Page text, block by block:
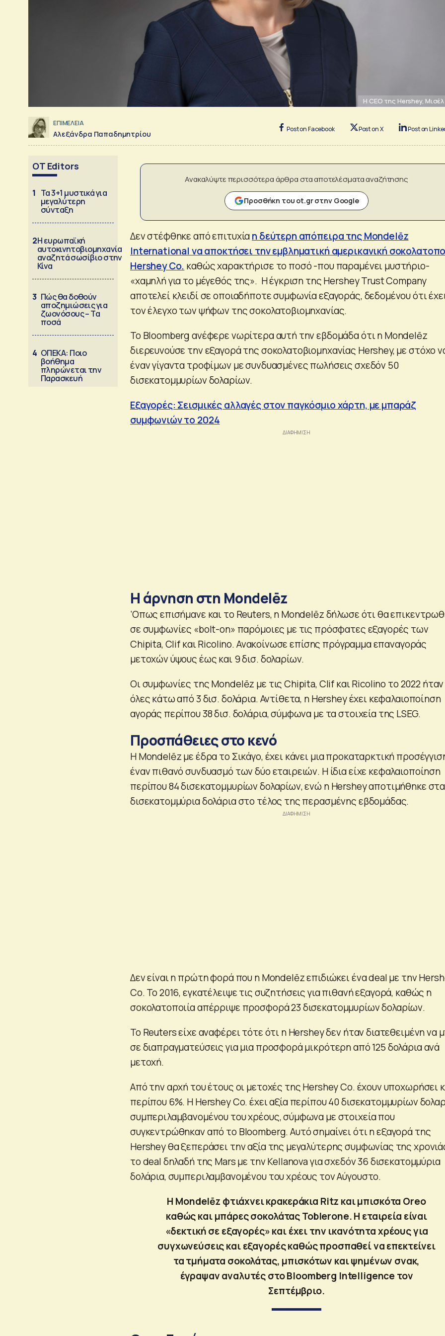
Η CEO της Hershey,
ΕΠΙΜΕΛΕΙΑ
Αλεξάνδρα Παπαδημητρίου
Post on Facebook Post on X Post on
OT Editors
1 Τα 3+1 μυστικά για
μεγαλύτερη
σύνταξη
2Η ευρωπαϊκή
αυτοκινητοβιομηχανία
αναζητά σωσίβιο στην
Κίνα
3 Πώς θα δοθούν
αποζημιώσεις για
ζωονόσους – Τα
ποσά
4 ΟΠΕΚΑ: Ποιο
βοήθημα
πληρώνεται την
Παρασκευή
Ανακαλύψτε περισσότερα άρθρα στα αποτελέσματα αναζήτησης
Προσθήκη του ot.gr στην Google
Δεν στέφθηκε από επιτυχίαη δεύτερη απόπειρα της Mondelēz
International να αποκτήσει την εμβληματική αμερικανική
Hershey Co. καθώς χαρακτήρισε το ποσό -που παραμένει μυστήριο-
«χαμηλή για το μέγεθός της». Η έγκριση της Hershey Trust Company
αποτελεί κλειδί σε οποιαδήποτε συμφωνία εξαγοράς, δεδομένου ότι
τον έλεγχο των ψήφων της σοκολατοβιομηχανίας.
Το Bloomberg ανέφερε νωρίτερα αυτή την εβδομάδα ότι η Mondelēz
διερευνούσε την εξαγορά της σοκολατοβιομηχανίας Hershey, με στόχο
έναν γίγαντα τροφίμων με συνδυασμένες πωλήσεις σχεδόν 50
δισεκατομμυρίων δολαρίων.
Εξαγορές: Σεισμικές αλλαγές στον παγκόσμιο χάρτη, με μπαράζ
συμφωνιών το 2024
Η άρνηση στη Mondelēz
‘Οπως επισήμανε και το Reuters, η Mondelēz δήλωσε ότι θα
σε συμφωνίες «bolt-on» παρόμοιες με τις πρόσφατες εξαγορές των
Chipita, Clif και Ricolino. Ανακοίνωσε επίσης πρόγραμμα επαναγοράς
μετοχών ύψους έως και 9 δισ. δολαρίων.
Οι συμφωνίες της Mondelēz με τις Chipita, Clif και Ricolino το 2022 ήταν
όλες κάτω από 3 δισ. δολάρια. Αντίθετα, η Hershey έχει κεφαλαιοποίηση
αγοράς περίπου 38 δισ. δολάρια, σύμφωνα με τα στοιχεία της LSEG.
Προσπάθειες στο κενό
Η Mondelēz με έδρα το Σικάγο, έχει κάνει μια προκαταρκτική
έναν πιθανό συνδυασμό των δύο εταιρειών. Η ίδια είχε κεφαλαιοποίηση
περίπου 84 δισεκατομμυρίων δολαρίων, ενώ η Hershey αποτιμήθηκε
δισεκατομμύρια δολάρια στο τέλος της περασμένης εβδομάδας.
Δεν είναι η πρώτη φορά που η Mondelēz επιδιώκει ένα deal με την
Co. Το 2016, εγκατέλειψε τις συζητήσεις για πιθανή εξαγορά, καθώς η
σοκολατοποιία απέρριψε προσφορά 23 δισεκατομμυρίων δολαρίων.
Το Reuters είχε αναφέρει τότε ότι η Hershey δεν ήταν διατεθειμένη να
σε διαπραγματεύσεις για μια προσφορά μικρότερη από 125 δολάρια ανά
μετοχή.
Από την αρχή του έτους οι μετοχές της Hershey Co. έχουν υποχωρήσει
περίπου 6%. Η Hershey Co. έχει αξία περίπου 40 δισεκατομμυρίων
συμπεριλαμβανομένου του χρέους, σύμφωνα με στοιχεία που
συγκεντρώθηκαν από το Bloomberg. Αυτό σημαίνει ότι η εξαγορά της
Hershey θα ξεπεράσει την αξία της μεγαλύτερης συμφωνίας της
το deal δηλαδή της Mars με την Kellanova για σχεδόν 36 δισεκατομμύρια
δολάρια, συμπεριλαμβανομένου του χρέους τον Αύγουστο.
Η Mondelēz φτιάχνει κρακεράκια Ritz και μπισκότα Oreo
καθώς και μπάρες σοκολάτας Toblerone. Η εταιρεία είναι
«δεκτική σε εξαγορές» και έχει την ικανότητα χρέους για
συγχωνεύσεις και εξαγορές καθώς προσπαθεί να επεκτείνει
τα τμήματα σοκολάτας, μπισκότων και ψημένων σνακ,
έγραψαν αναλυτές στο Bloomberg Intelligence τον
Σεπτέμβριο.